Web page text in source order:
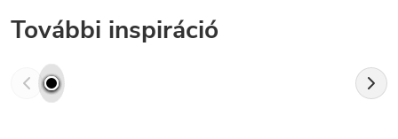
További inspiráció